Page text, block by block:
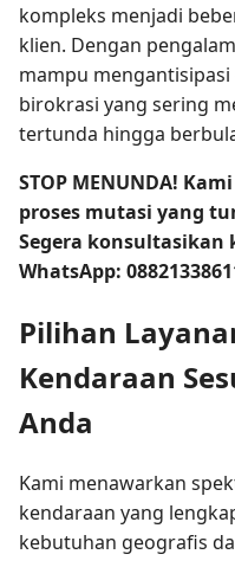
kompleks menjadi
klien. Dengan
mampu
birokrasi yang sering
tertunda hingga
STOP MENUNDA!
proses mutasi yang
Segera konsultasikan
WhatsApp:
Pilihan
Kendaraan
Anda
Kami menawarkan
kendaraan yang
kebutuhan geografis